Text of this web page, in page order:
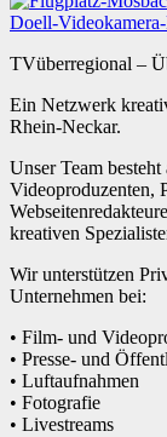
TVüberregional –
Ein Netzwerk
Rhein-Neckar.
Unser Team
Videoproduzenten,
kreativen
Wir unterstützen
Unternehmen bei:
• Film- und
• Presse- und
• Luftaufnahmen
• Fotografie
• Livestreams